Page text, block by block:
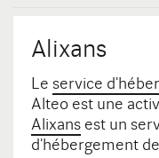
Alixans
Le service
Alteo est une
Alixans est un
d'hébergement